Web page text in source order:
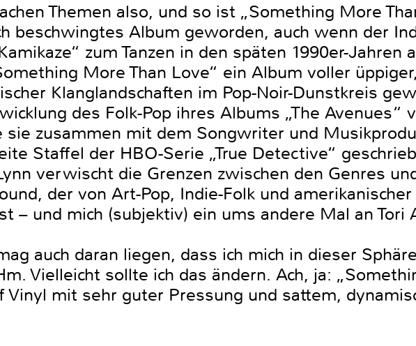
Themen also, und so ist „Something More
beschwingtes Album geworden, auch wenn der
zum Tanzen in den späten 1990er-
More Than Love“ ein Album voller
Klanglandschaften im Pop-Noir-Dunstkreis
des Folk-Pop ihres Albums „The Avenues“
sie zusammen mit dem Songwriter und
Staffel der HBO-Serie „True Detective“
verwischt die Grenzen zwischen den Genres
der von Art-Pop, Indie-Folk und
– und mich (subjektiv) ein ums andere Mal an
auch daran liegen, dass ich mich in dieser
Vielleicht sollte ich das ändern. Ach, ja:
Vinyl mit sehr guter Pressung und sattem,